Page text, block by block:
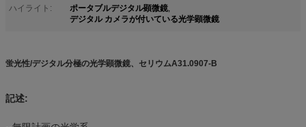
ハイライト:
ポータブルデジタル顕微鏡,
デジタル カメラが付いている光学顕微鏡
蛍光性/デジタル分極の光学顕微鏡、セリウムA31.0907-B
記述: